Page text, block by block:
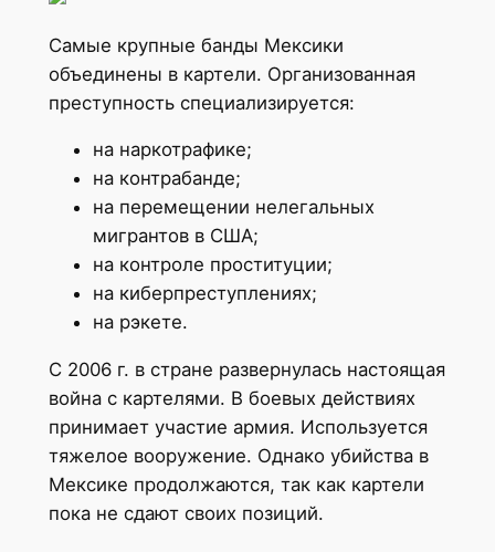
Самые крупные банды Мексики
объединены в картели. Организованная
преступность специализируется:
на наркотрафике;
на контрабанде;
на перемещении нелегальных
мигрантов в США;
на контроле проституции;
на киберпреступлениях;
на рэкете.
С 2006 г. в стране развернулась настоящая
война с картелями. В боевых действиях
принимает участие армия. Используется
тяжелое вооружение. Однако убийства в
Мексике продолжаются, так как картели
пока не сдают своих позиций.